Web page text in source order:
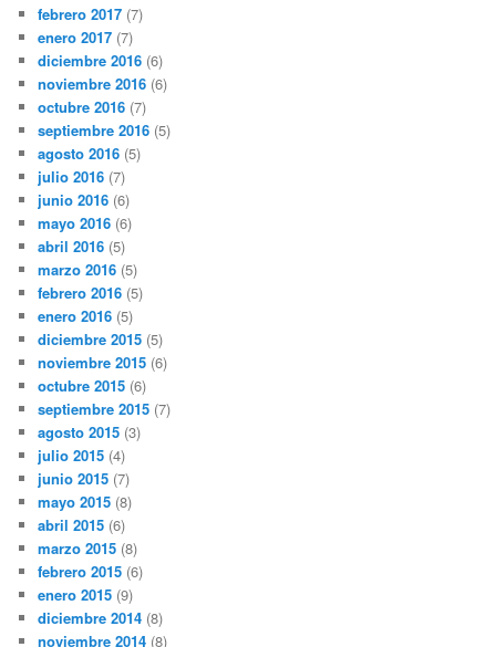
febrero 2017 (7)
enero 2017 (7)
diciembre 2016 (6)
noviembre 2016 (6)
octubre 2016 (7)
septiembre 2016 (5)
agosto 2016 (5)
julio 2016 (7)
junio 2016 (6)
mayo 2016 (6)
abril 2016 (5)
marzo 2016 (5)
febrero 2016 (5)
enero 2016 (5)
diciembre 2015 (5)
noviembre 2015 (6)
octubre 2015 (6)
septiembre 2015 (7)
agosto 2015 (3)
julio 2015 (4)
junio 2015 (7)
mayo 2015 (8)
abril 2015 (6)
marzo 2015 (8)
febrero 2015 (6)
enero 2015 (9)
diciembre 2014 (8)
noviembre 2014 (8)